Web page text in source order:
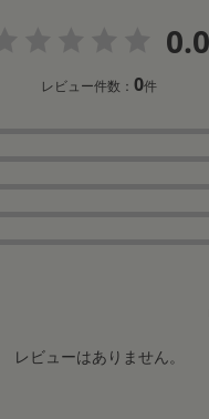
0.0
レビュー件数：0件
レビューはありません。